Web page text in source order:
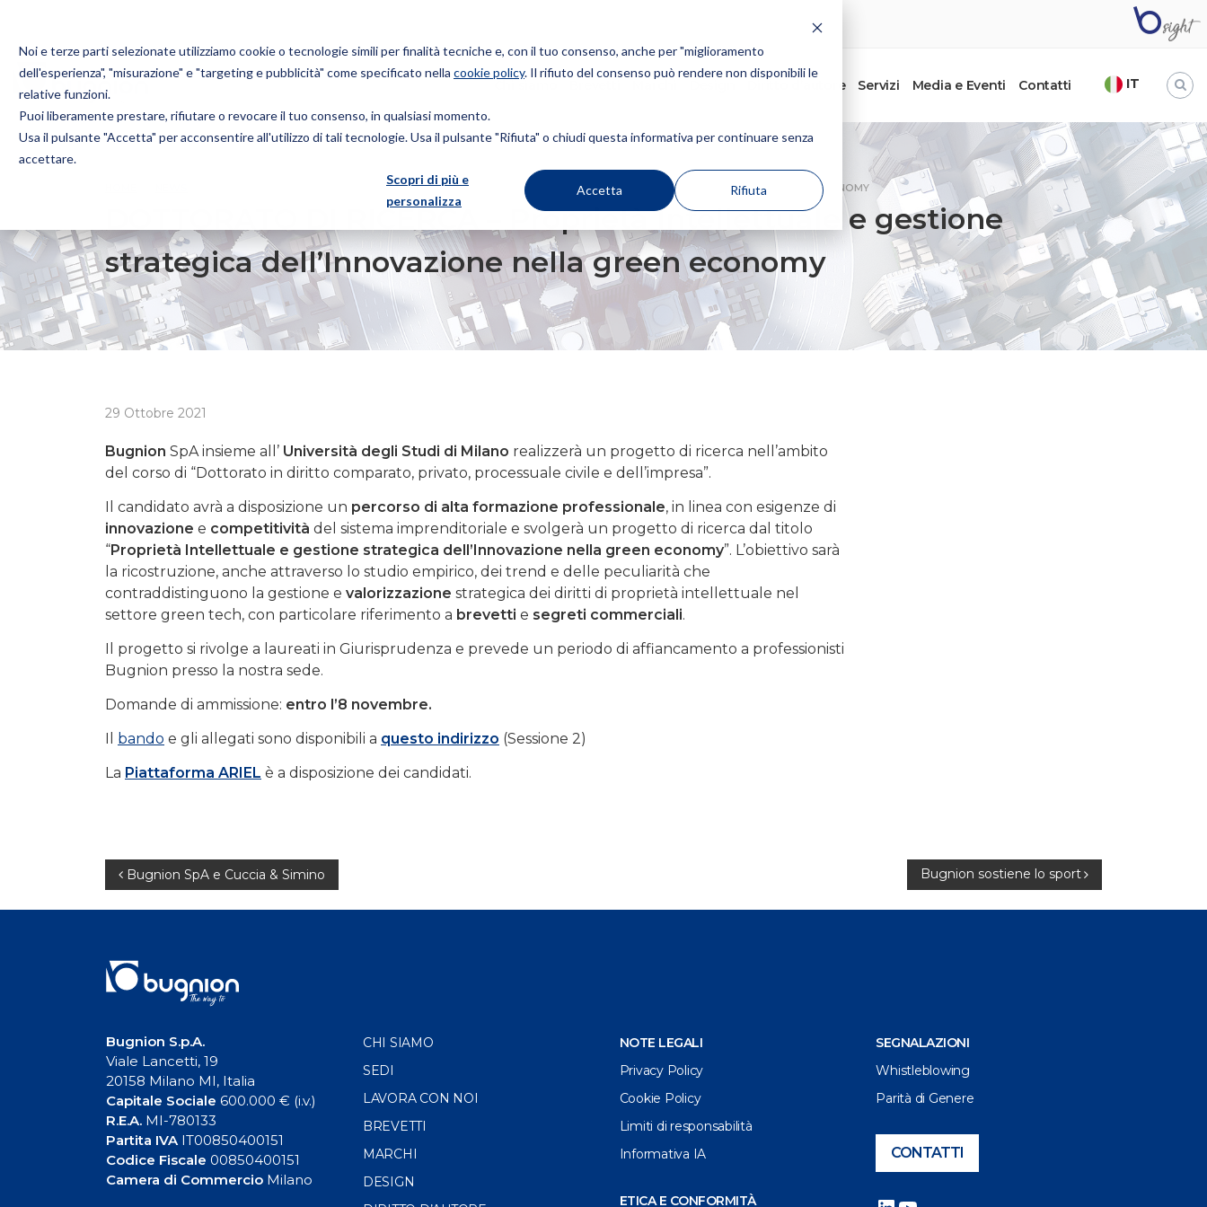
Noi e terze parti selezionate utilizziamo cookie o tecnologie simili per finalità tecniche e, con il tuo consenso, anche per "miglioramento
dell'esperienza", "misurazione" e "targeting e pubblicità" come specificato nella cookie policy. Il rifiuto del consenso può rendere non disponibili le
relative funzioni.
Puoi liberamente prestare, rifiutare o revocare il tuo consenso, in qualsiasi momento.
Usa il pulsante "Accetta" per acconsentire all'utilizzo di tali tecnologie. Usa il pulsante "Rifiuta" o chiudi questa informativa per continuare senza
accettare.
Scopri di più e
personalizza
Accetta Rifiuta
Bugnion
The
Diritto d’autore Servizi Media e Eventi Contatti IT
DOTTORATO DI RICERCA – PROPRIETÀ INTELLETTUALE E GESTIONE STRATEGICA DELL’INNOVAZIONE NELLA GREEN ECONOMY
DOTTORATO DI RICERCA – Proprietà Intellettuale e gestione
strategica dell’Innovazione nella green economy
29 Ottobre 2021
Bugnion SpA insieme all’ Università degli Studi di Milano realizzerà un progetto di ricerca nell’ambito
del corso di “Dottorato in diritto comparato, privato, processuale civile e dell’impresa”.
Il candidato avrà a disposizione un percorso di alta formazione professionale, in linea con esigenze di
innovazione e competitività del sistema imprenditoriale e svolgerà un progetto di ricerca dal titolo
“Proprietà Intellettuale e gestione strategica dell’Innovazione nella green economy”. L’obiettivo sarà
la ricostruzione, anche attraverso lo studio empirico, dei trend e delle peculiarità che
contraddistinguono la gestione e valorizzazione strategica dei diritti di proprietà intellettuale nel
settore green tech, con particolare riferimento a brevetti e segreti commerciali.
Il progetto si rivolge a laureati in Giurisprudenza e prevede un periodo di affiancamento a professionisti
Bugnion presso la nostra sede.
Domande di ammissione: entro l’8 novembre.
bando e gli allegati sono disponibili a questo indirizzo (Sessione 2)
La Piattaforma ARIEL è a disposizione dei candidati.
Navigazione
articoli
Bugnion SpA e Cuccia & Simino Bugnion sostiene lo sport
Bugnion S.p.A.
Viale Lancetti, 19
20158 Milano MI, Italia
Capitale Sociale 600.000 € (i.v.)
R.E.A. MI-780133
Partita IVAIT00850400151
Codice Fiscale 00850400151
Camera di Commercio Milano
CHI SIAMO
SEDI
LAVORA CON NOI
BREVETTI
MARCHI
DESIGN
NOTE LEGALI
Privacy Policy
Cookie Policy
Limiti di responsabilità
Informativa IA
ETICA E CONFORMITÀ
SEGNALAZIONI
Whistleblowing
Parità di Genere
CONTATTI